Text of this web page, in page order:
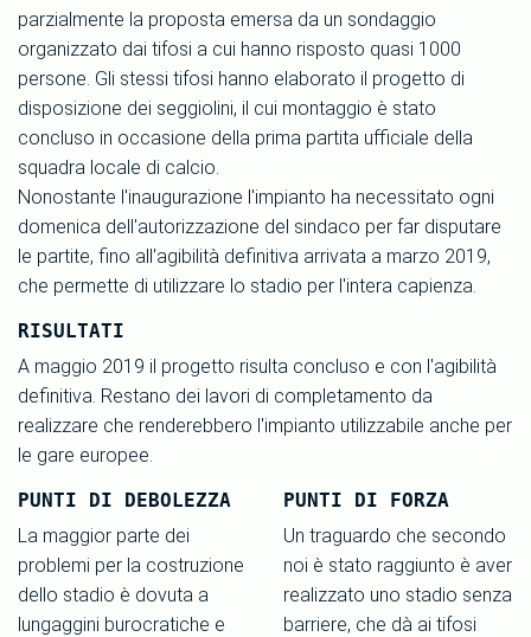
parzialmente la proposta emersa da un sondaggio
organizzato dai tifosi a cui hanno risposto quasi 1000
persone. Gli stessi tifosi hanno elaborato il progetto di
disposizione dei seggiolini, il cui montaggio è stato
concluso in occasione della prima partita ufficiale della
squadra locale di calcio.
Nonostante l'inaugurazione l'impianto ha necessitato ogni
domenica dell'autorizzazione del sindaco per far disputare
le partite, fino all'agibilità definitiva arrivata a marzo 2019,
che permette di utilizzare lo stadio per l'intera capienza.
RISULTATI
A maggio 2019 il progetto risulta concluso e con l'agibilità
definitiva. Restano dei lavori di completamento da
realizzare che renderebbero l'impianto utilizzabile anche per
le gare europee.
PUNTI DI DEBOLEZZA
La maggior parte dei
problemi per la costruzione
dello stadio è dovuta a
lungaggini burocratiche e
PUNTI DI FORZA
Un traguardo che secondo
noi è stato raggiunto è aver
realizzato uno stadio senza
barriere, che dà ai tifosi